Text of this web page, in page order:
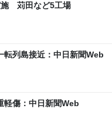
施 苅田など5工場
列島接近：中日新聞Web
傷：中日新聞Web